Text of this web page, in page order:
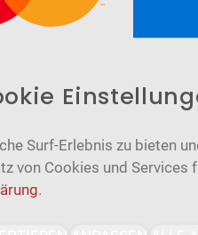
Bereitgestellt von
Surf-Erlebnis zu bieten
von Cookies und Services
.